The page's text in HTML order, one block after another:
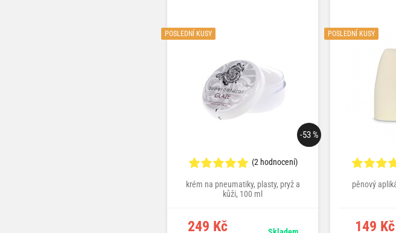
-53 %
POSLEDNÍ KUSY
(2 hodnocení)
krém na pneumatiky, plasty, pryž a
kůži, 100 ml
249 Kč
POSLEDNÍ KUSY
pěnový
149 Kč